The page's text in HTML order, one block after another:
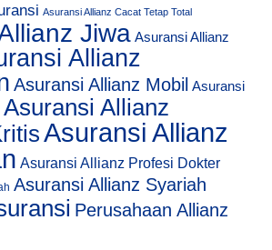
Asuransi Allianz Cacat Tetap Total
Jiwa Asuransi Allianz
Allianz
Asuransi Allianz Mobil Asuransi
Asuransi Allianz
Asuransi Allianz
Asuransi Allianz Profesi Dokter
Asuransi Allianz Syariah
Perusahaan Allianz